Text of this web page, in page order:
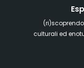
culturali ed